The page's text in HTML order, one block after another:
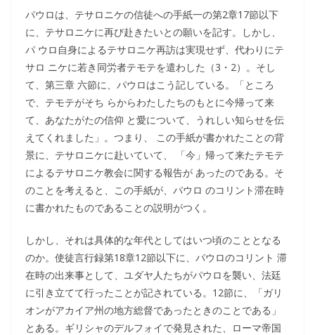
パウロは、テサロニケの信徒への手紙一の第2章17節以下
に、テサロニケに再び赴きたいとの願いを記す。しかし、
パ ウロ自身によるテサロニケ再訪は実現せず、代わりにテ
サロ ニケに若き同労者テモテを遣わした（3・2）。そし
て、第三章 六節に、パウロはこう記している。「ところ
で、テモテがそち らからわたしたちのもとに今帰って来
て、あなたがたの信仰 と愛について、うれしい知らせを伝
えてくれました」。つまり、 この手紙が書かれたことの背
景に、テサロニケに赴いていて、 「今」帰って来たテモテ
によるテサロニケ教会に関する報告が あったのである。そ
のことを考えると、この手紙が、パウロ のコリント滞在時
に書かれたものであることの説明がつく。
しかし、それは具体的な年代としてはいつ頃のこととなる
のか。使徒言行録第18章12節以下に、パウロのコリント 滞
在時の出来事として、ユダヤ人たちがパウロを襲い、法廷
に引き立てて行ったことが記されている。12節に、「ガリ
オンがアカイア州の地方総督であったときのことである」
とある。ギリシャのデルフォイで発見された、ローマ帝国